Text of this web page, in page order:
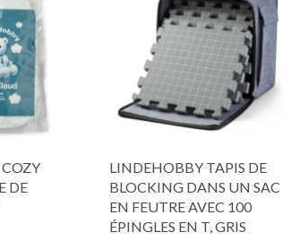
DE
LINDEHOBBY TAPIS DE
BLOCKING DANS UN SAC
EN FEUTRE AVEC 100
ÉPINGLES EN T, GRIS